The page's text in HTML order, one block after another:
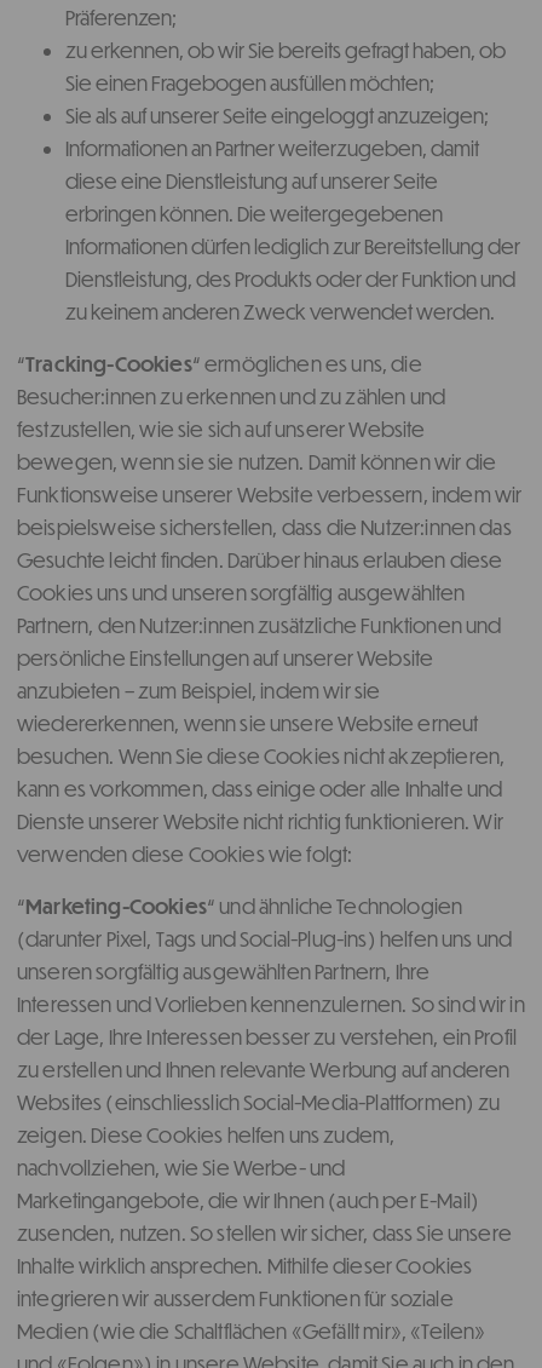
Präferenzen;
zu erkennen, ob wir Sie bereits gefragt haben, ob
Sie einen Fragebogen ausfüllen möchten;
Sie als auf unserer Seite eingeloggt anzuzeigen;
Informationen an Partner weiterzugeben, damit
diese eine Dienstleistung auf unserer Seite
erbringen können. Die weitergegebenen
Informationen dürfen lediglich zur Bereitstellung der
Dienstleistung, des Produkts oder der Funktion und
zu keinem anderen Zweck verwendet werden.
“Tracking-Cookies“ ermöglichen es uns, die
Besucher:innen zu erkennen und zu zählen und
festzustellen, wie sie sich auf unserer Website
bewegen, wenn sie sie nutzen. Damit können wir die
Funktionsweise unserer Website verbessern, indem wir
beispielsweise sicherstellen, dass die Nutzer:innen das
Gesuchte leicht finden. Darüber hinaus erlauben diese
Cookies uns und unseren sorgfältig ausgewählten
Partnern, den Nutzer:innen zusätzliche Funktionen und
persönliche Einstellungen auf unserer Website
anzubieten – zum Beispiel, indem wir sie
wiedererkennen, wenn sie unsere Website erneut
besuchen. Wenn Sie diese Cookies nicht akzeptieren,
kann es vorkommen, dass einige oder alle Inhalte und
Dienste unserer Website nicht richtig funktionieren. Wir
verwenden diese Cookies wie folgt:
“Marketing-Cookies“ und ähnliche Technologien
(darunter Pixel, Tags und Social-Plug-ins) helfen uns und
unseren sorgfältig ausgewählten Partnern, Ihre
Interessen und Vorlieben kennenzulernen. So sind wir in
der Lage, Ihre Interessen besser zu verstehen, ein Profil
zu erstellen und Ihnen relevante Werbung auf anderen
Websites (einschliesslich Social-Media-Plattformen) zu
zeigen. Diese Cookies helfen uns zudem,
nachvollziehen, wie Sie Werbe- und
Marketingangebote, die wir Ihnen (auch per E-Mail)
zusenden, nutzen. So stellen wir sicher, dass Sie unsere
Inhalte wirklich ansprechen. Mithilfe dieser Cookies
integrieren wir ausserdem Funktionen für soziale
Medien (wie die Schaltflächen «Gefällt mir», «Teilen»